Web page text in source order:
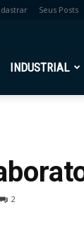
Seus Posts
INDUSTRIAL
2